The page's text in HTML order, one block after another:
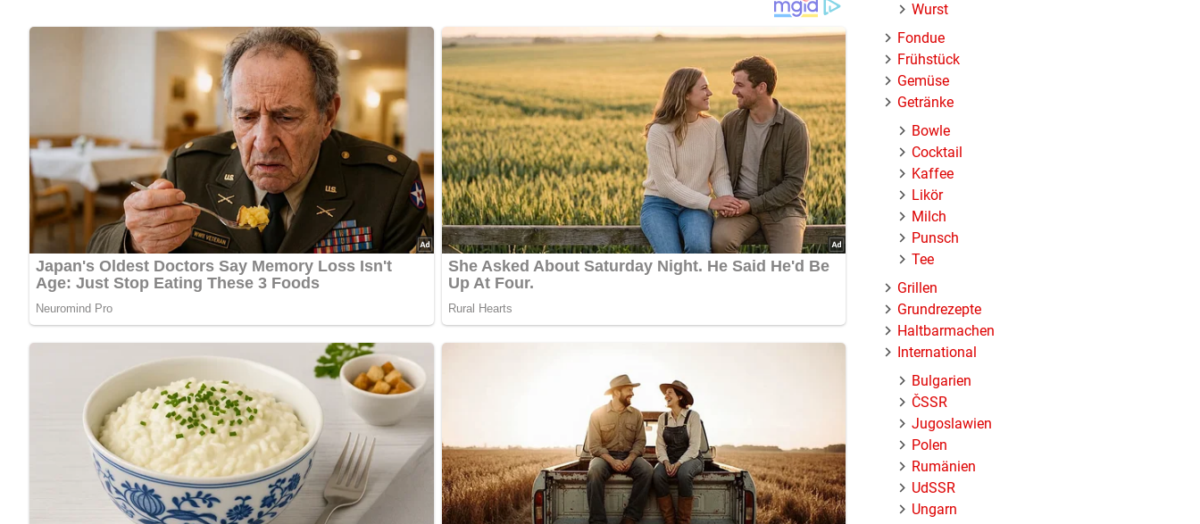
Lob, Kritik, Fragen oder Anregungen zum Rezept? Dann hinterlasse doch bitte einen Kommentar am Ende dieser Seite & auch
Und so wird es gemacht…
Sanddornsaft, Joghurt und Ei recht gut verschlagen und nach Belieben auch süßen. In vier Gläser verteilen und mit Mineralwasser
auffüllen.
Nach: Frühstück und Abendbrot, Verlag für die Frau Leipzig, DDR, 1967
Kennst du schon unser tolles DDR-Quiz?Was weißt du noch alles über die DDR? Teste dein Wissen jetzt!
Jetzt Sterne vergeben – Rezept bewerten
(1 Bewertung)
Wurst
Fondue
Frühstück
Gemüse
Getränke
Bowle
Cocktail
Kaffee
Likör
Milch
Punsch
Tee
Grillen
Grundrezepte
Haltbarmachen
International
Bulgarien
ČSSR
Jugoslawien
Polen
Rumänien
UdSSR
Ungarn